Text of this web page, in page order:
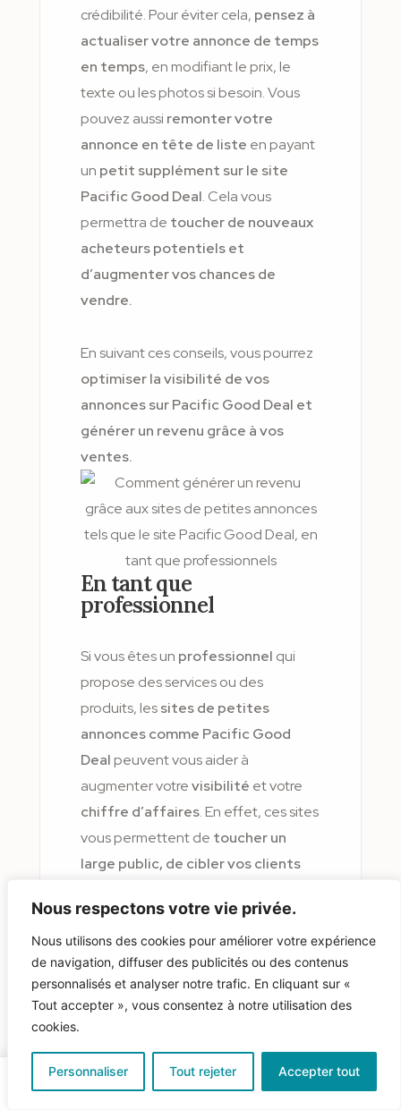
Nous respectons votre vie privée.
Nous utilisons des cookies pour améliorer votre expérience
de navigation, diffuser des publicités ou des contenus
personnalisés et analyser notre trafic. En cliquant sur «
Tout accepter », vous consentez à notre utilisation des
cookies.
Personnaliser Tout rejeter Accepter tout
crédibilité. Pour éviter cela, pensez à
actualiser votre annonce de temps
en temps, en modifiant le prix, le
texte ou les photos si besoin. Vous
pouvez aussi remonter votre
annonce en tête de liste en payant
un petit supplément sur le site
Pacific Good Deal. Cela vous
permettra de toucher de nouveaux
acheteurs potentiels et
d’augmenter vos chances de
vendre.
En suivant ces conseils, vous pourrez
optimiser la visibilité de vos
annonces sur Pacific Good Deal et
générer un revenu grâce à vos
ventes.
En tant que
professionnel
Si vous êtes un professionnel qui
propose des services ou des
produits, lessites de petites
annonces comme Pacific Good
Dealpeuvent vous aider à
augmenter votrevisibilité et votre
chiffre d’affaires. En effet, ces sites
vous permettent de toucher un
large public, de cibler vos clients
vos offres.
Pour profiter au maximum de ces
plateformes et propulser votre
–Créez un profil complet et